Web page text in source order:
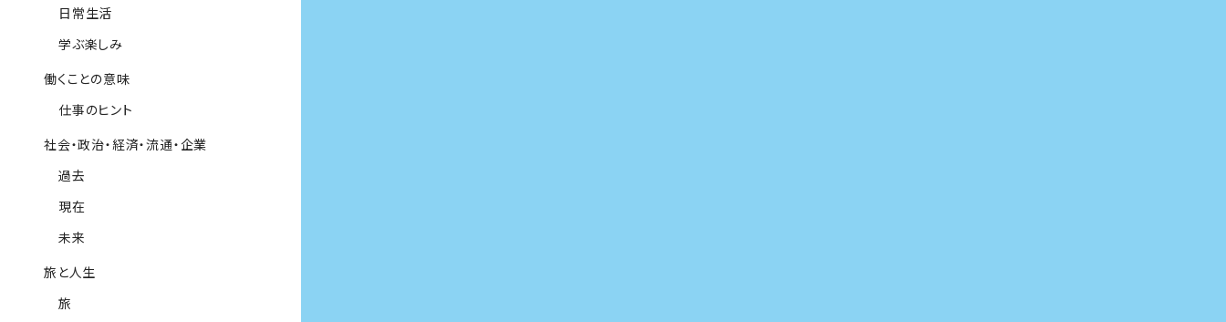
日常生活
学ぶ楽しみ
働くことの意味
仕事のヒント
社会・政治・経済・流通・企業
過去
現在
未来
旅と人生
旅